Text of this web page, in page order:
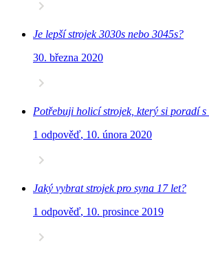
Je lepší strojek 3030s nebo 3045s?
30. března 2020
Potřebuji holicí strojek, který si poradí s
1 odpověď, 10. února 2020
Jaký vybrat strojek pro syna 17 let?
1 odpověď, 10. prosince 2019